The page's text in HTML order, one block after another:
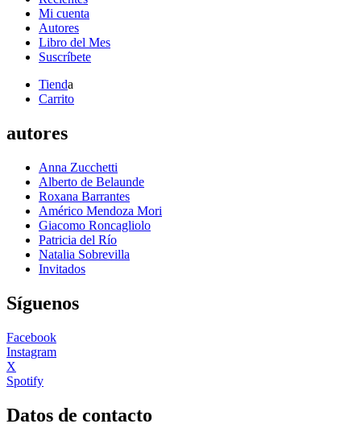
Mi cuenta
Autores
Libro del Mes
Suscríbete
Tienda
Carrito
autores
Anna Zucchetti
Alberto de Belaunde
Roxana Barrantes
Américo Mendoza Mori
Giacomo Roncagliolo
Patricia del Río
Natalia Sobrevilla
Invitados
Síguenos
Facebook
Instagram
X
Spotify
Datos de contacto